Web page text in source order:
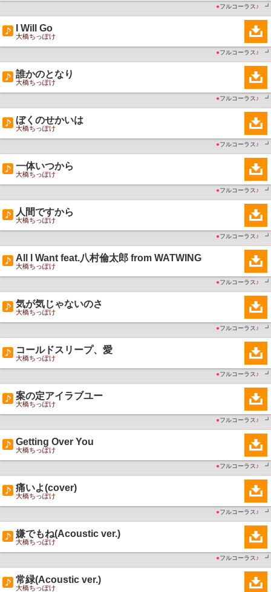
●フルコーラス ♪ ┛
I Will Go
大橋ちっぽけ
●フルコーラス ♪ ┛
誰かのとなり
大橋ちっぽけ
●フルコーラス ♪ ┛
ぼくのせかいは
大橋ちっぽけ
●フルコーラス ♪ ┛
一体いつから
大橋ちっぽけ
●フルコーラス ♪ ┛
人間ですから
大橋ちっぽけ
●フルコーラス ♪ ┛
All I Want feat.八村倫太郎 from WATWING
大橋ちっぽけ
●フルコーラス ♪ ┛
気が気じゃないのさ
大橋ちっぽけ
●フルコーラス ♪ ┛
コールドスリープ、愛
大橋ちっぽけ
●フルコーラス ♪ ┛
案の定アイラブユー
大橋ちっぽけ
●フルコーラス ♪ ┛
Getting Over You
大橋ちっぽけ
●フルコーラス ♪ ┛
痛いよ(cover)
大橋ちっぽけ
●フルコーラス ♪ ┛
嫌でもね(Acoustic ver.)
大橋ちっぽけ
●フルコーラス ♪ ┛
常緑(Acoustic ver.)
大橋ちっぽけ